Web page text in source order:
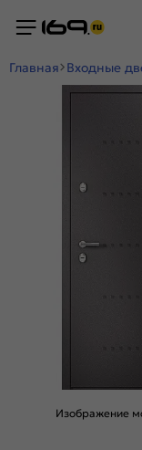
Главная Входные
Изображение